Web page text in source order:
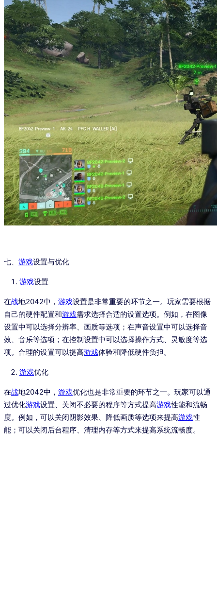
七、 游戏设置与优化
游戏设置
在战地2042中， 游戏设置是非常重要的环节之一。玩家需要根据
自己的硬件配置和游戏需求选择合适的设置选项。例如，在图像
设置中可以选择分辨率、画质等选项；在声音设置中可以选择音
效、音乐等选项；在控制设置中可以选择操作方式、灵敏度等选
项。合理的设置可以提高游戏体验和降低硬件负担。
游戏优化
在战地2042中， 游戏优化也是非常重要的环节之一。玩家可以通
过优化游戏设置、关闭不必要的程序等方式提高游戏性能和流畅
度。例如，可以关闭阴影效果、降低画质等选项来提高游戏性
能；可以关闭后台程序、清理内存等方式来提高系统流畅度。